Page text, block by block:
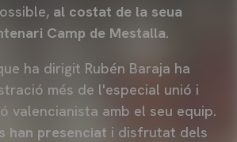
al costat de la seua
Camp de Mestalla.
ha dirigit Rubén Baraja ha
més de l'especial unió i
valencianista amb el seu equip.
han presenciat i disfrutat dels